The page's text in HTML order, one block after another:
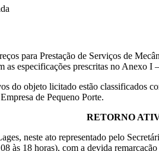
para Prestação de Serviços de
as especificações prescritas no Anexo I
do objeto licitado estão classificados
de Pequeno Porte.
RETORNO
neste ato representado pelo
às 18 horas), com a devida